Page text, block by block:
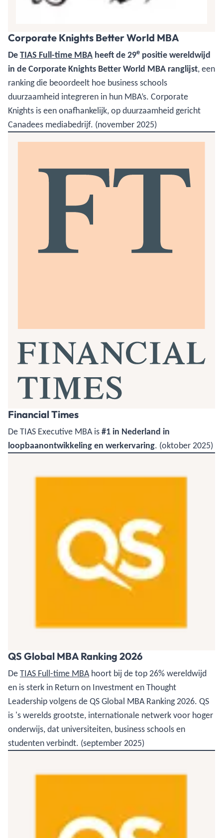
Corporate Knights Better World MBA
DeTIAS Full-time MBA heeft de 29e positie wereldwijd
in de Corporate Knights Better World MBA ranglijst, een
ranking die beoordeelt hoe business schools
duurzaamheid integreren in hun MBA’s. Corporate
Knights is een onafhankelijk, op duurzaamheid gericht
Canadees mediabedrijf. (november 2025)
Financial Times
De TIAS Executive MBA is#1 in Nederland in
loopbaanontwikkeling en werkervaring. (oktober 2025)
QS Global MBA Ranking 2026
DeTIAS Full-time MBAhoort bij de top 26% wereldwijd
en is sterk in Return on Investment en Thought
Leadership volgens de QS Global MBA Ranking 2026. QS
is 's werelds grootste, internationale netwerk voor hoger
onderwijs, dat universiteiten, business schools en
studenten verbindt. (september 2025)